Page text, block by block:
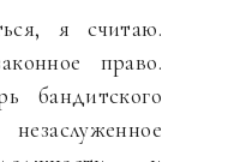
я считаю.
право.
бандитского